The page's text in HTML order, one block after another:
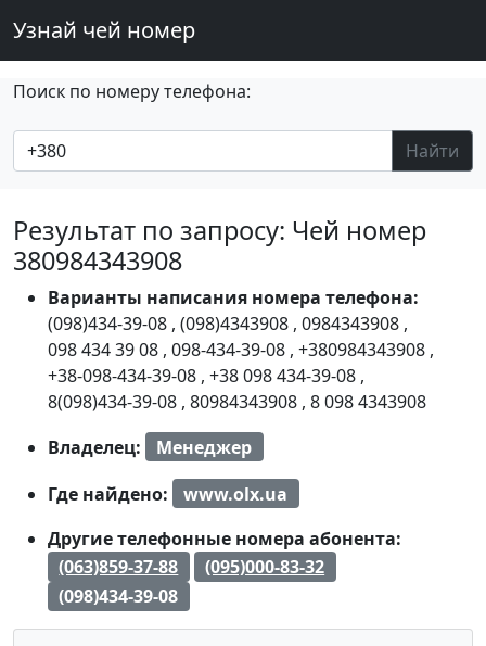
Узнай чей номер
Поиск по номеру телефона:
Найти
Результат по запросу: Чей номер
380984343908
Варианты написания номера телефона:
(098)434-39-08 , (098)4343908 , 0984343908 ,
098 434 39 08 , 098-434-39-08 , +380984343908 ,
+38-098-434-39-08 , +38 098 434-39-08 ,
8(098)434-39-08 , 80984343908 , 8 098 4343908
Владелец:
Менеджер
Где найдено:
www.olx.ua
Другие телефонные номера абонента:
(063)859-37-88
(095)000-83-32
(098)434-39-08